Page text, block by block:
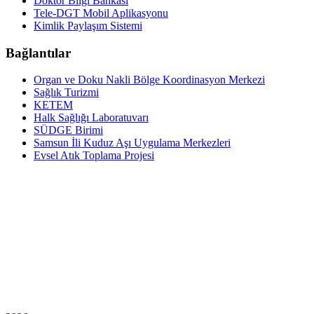
Tele-DGT Mobil Aplikasyonu
Kimlik Paylaşım Sistemi
Bağlantılar
Organ ve Doku Nakli Bölge Koordinasyon Merkezi
Sağlık Turizmi
KETEM
Halk Sağlığı Laboratuvarı
SÜDGE Birimi
Samsun İli Kuduz Aşı Uygulama Merkezleri
Evsel Atık Toplama Projesi